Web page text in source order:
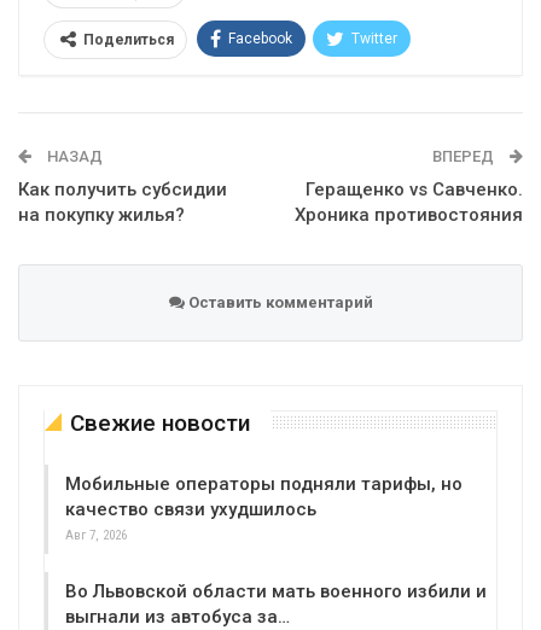
Поделиться Facebook Twitter
НАЗАД
Как получить субсидии
на покупку жилья?
ВПЕРЕД
Геращенко vs Савченко.
Хроника противостояния
Оставить комментарий
Свежие новости
Мобильные операторы подняли тарифы, но
качество связи ухудшилось
Авг 7, 2026
Во Львовской области мать военного избили и
выгнали из автобуса за…